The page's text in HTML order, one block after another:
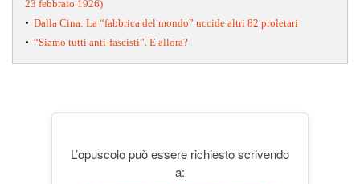
23 febbraio 1926)
• Dalla Cina: La “fabbrica del mondo” uccide altri 82 proletari
• “Siamo tutti anti-fascisti”. E allora?
L’opuscolo può essere richiesto scrivendo
a: